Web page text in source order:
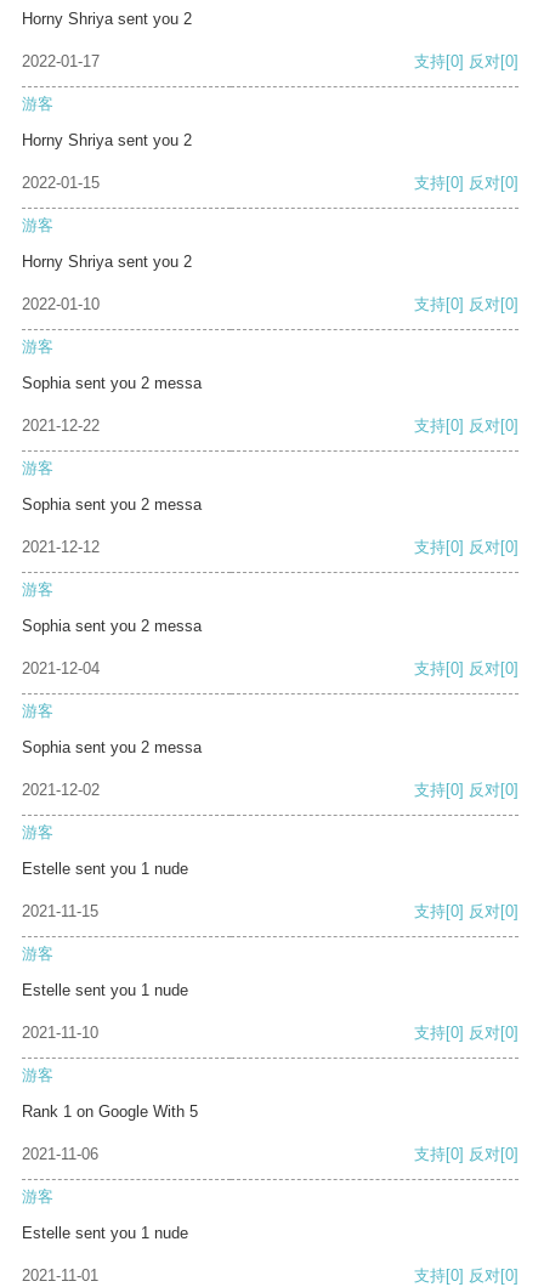
Horny Shriya sent you 2
2022-01-17 支持[0] 反对[0]
游客
Horny Shriya sent you 2
2022-01-15 支持[0] 反对[0]
游客
Horny Shriya sent you 2
2022-01-10 支持[0] 反对[0]
游客
Sophia sent you 2 messa
2021-12-22 支持[0] 反对[0]
游客
Sophia sent you 2 messa
2021-12-12 支持[0] 反对[0]
游客
Sophia sent you 2 messa
2021-12-04 支持[0] 反对[0]
游客
Sophia sent you 2 messa
2021-12-02 支持[0] 反对[0]
游客
Estelle sent you 1 nude
2021-11-15 支持[0] 反对[0]
游客
Estelle sent you 1 nude
2021-11-10 支持[0] 反对[0]
游客
Rank 1 on Google With 5
2021-11-06 支持[0] 反对[0]
游客
Estelle sent you 1 nude
2021-11-01 支持[0] 反对[0]